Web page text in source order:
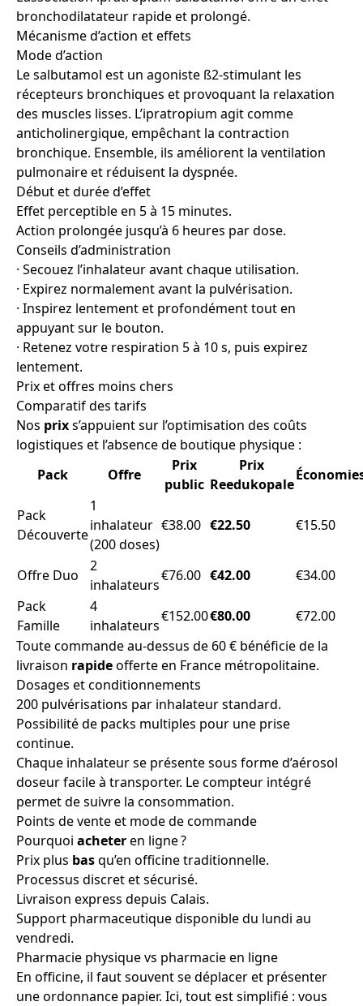
bronchodilatateur rapide et prolongé.
Mécanisme d’action et effets
Mode d’action
Le salbutamol est un agoniste ß2-stimulant les
récepteurs bronchiques et provoquant la relaxation
des muscles lisses. L’ipratropium agit comme
anticholinergique, empêchant la contraction
bronchique. Ensemble, ils améliorent la ventilation
pulmonaire et réduisent la dyspnée.
Début et durée d’effet
Effet perceptible en 5 à 15 minutes.
Action prolongée jusqu’à 6 heures par dose.
Conseils d’administration
· Secouez l’inhalateur avant chaque utilisation.
· Expirez normalement avant la pulvérisation.
· Inspirez lentement et profondément tout en
appuyant sur le bouton.
· Retenez votre respiration 5 à 10 s, puis expirez
lentement.
Prix et offres moins chers
Comparatif des tarifs
Nos prixs’appuient sur l’optimisation des coûts
logistiques et l’absence de boutique physique :
Pack
Offre
Prix
public
Prix
Reedukopale
Pack
Découverte
1
inhalateur
(200 doses)
€38.00 €22.50 €15.50
Offre Duo
2
inhalateurs
€76.00 €42.00
€34.00
Pack
Famille
4
inhalateurs
€152.00€80.00
€72.00
Toute commande au-dessus de 60 € bénéficie de la
livraison rapideofferte en France métropolitaine.
Dosages et conditionnements
200 pulvérisations par inhalateur standard.
Possibilité de packs multiples pour une prise
continue.
Chaque inhalateur se présente sous forme d’aérosol
doseur facile à transporter. Le compteur intégré
permet de suivre la consommation.
Points de vente et mode de commande
Pourquoi acheteren ligne ?
Prix plus basqu’en officine traditionnelle.
Processus discret et sécurisé.
Livraison express depuis Calais.
Support pharmaceutique disponible du lundi au
vendredi.
Pharmacie physique vs pharmacie en ligne
En officine, il faut souvent se déplacer et présenter
une ordonnance papier. Ici, tout est simplifié : vous